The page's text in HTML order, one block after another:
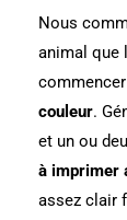
Nous
animal que
couleur.
et un ou
à imprimer
assez clair